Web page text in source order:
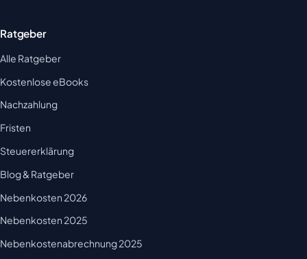
Ratgeber
Alle Ratgeber
Kostenlose eBooks
Nachzahlung
Fristen
Steuererklärung
Blog & Ratgeber
Nebenkosten 2026
Nebenkosten 2025
Nebenkostenabrechnung 2025